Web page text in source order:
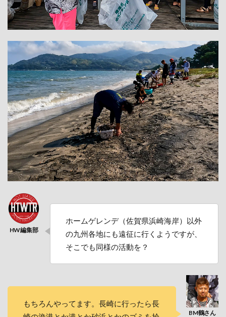
ホームゲレンデ（佐賀県浜崎海岸）以外
の九州各地にも遠征に行くようですが、
そこでも同様の活動を？
もちろんやってます。長崎に行ったら長